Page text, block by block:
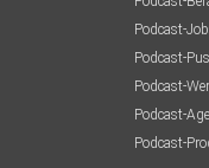
Podcast-
Podcast-
Podcast-
Podcast-
Podcast-